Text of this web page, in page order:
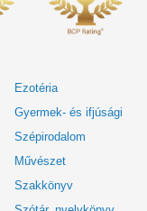
Ezotéria
Gyermek- és ifjúsági
Szépirodalom
Művészet
Szakkönyv